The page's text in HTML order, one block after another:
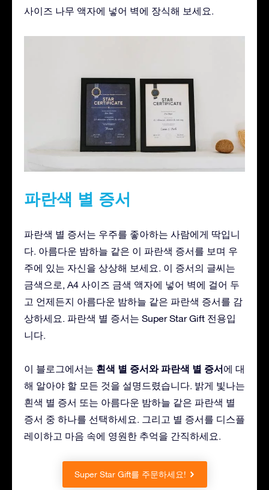
사이즈 나무 액자에 넣어 벽에 장식해 보세요.
파란색 별 증서
파란색 별 증서는 우주를 좋아하는 사람에게 딱입니
다. 아름다운 밤하늘 같은 이 파란색 증서를 보며 우
주에 있는 자신을 상상해 보세요. 이 증서의 글씨는
금색으로, A4 사이즈 금색 액자에 넣어 벽에 걸어 두
고 언제든지 아름다운 밤하늘 같은 파란색 증서를 감
상하세요. 파란색 별 증서는 Super Star Gift 전용입
니다.
이 블로그에서는 흰색 별 증서와 파란색 별 증서에 대
해 알아야 할 모든 것을 설명드렸습니다. 밝게 빛나는
흰색 별 증서 또는 아름다운 밤하늘 같은 파란색 별
증서 중 하나를 선택하세요. 그리고 별 증서를 디스플
레이하고 마음 속에 영원한 추억을 간직하세요.
Super Star Gift를 주문하세요!